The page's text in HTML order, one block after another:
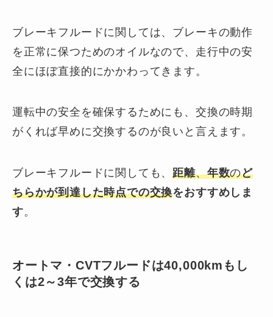
ブレーキフルードに関しては、ブレーキの動作
を正常に保つためのオイルなので、走行中の安
全にほぼ直接的にかかわってきます。
運転中の安全を確保するためにも、交換の時期
がくれば早めに交換するのが良いと言えます。
ブレーキフルードに関しても、距離、年数のど
ちらかが到達した時点での交換をおすすめしま
す。
オートマ・CVTフルードは40,000kmもし
くは2～3年で交換する